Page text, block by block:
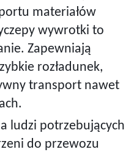
materiałów
wywrotki to
Zapewniają
rozładunek,
transport nawet
ludzi potrzebujących
do przewozu